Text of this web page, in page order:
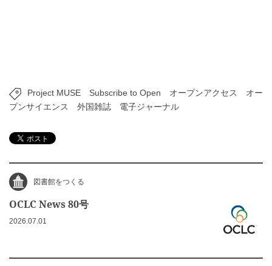
Project MUSE Subscribe to Open オープンアクセス
オー
プンサイエンス
外国雑誌 電子ジャーナル
図書館をつくる
OCLC News 80号
2026.07.01